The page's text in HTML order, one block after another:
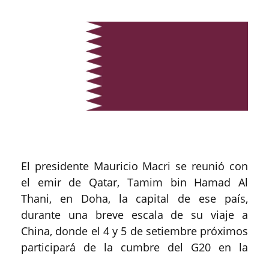
El presidente Mauricio Macri se reunió con
el emir de Qatar, Tamim bin Hamad Al
Thani, en Doha, la capital de ese país,
durante una breve escala de su viaje a
China, donde el 4 y 5 de setiembre próximos
participará de la cumbre del G20 en la